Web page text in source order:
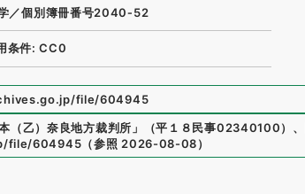
／個別簿冊番号2040‐52
条件: CC0
file/604945
（乙）奈良地方裁判所 」 （平１８民事02340100） 、
file/604945 （参照 2026-08-08）